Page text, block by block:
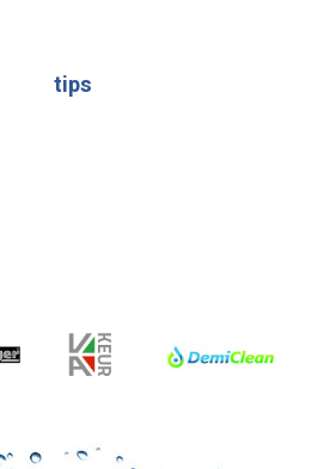
tips